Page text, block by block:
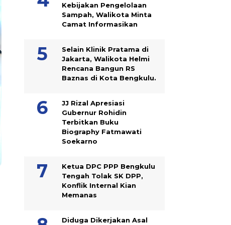
Kebijakan Pengelolaan
Sampah, Walikota Minta
Camat Informasikan
Selain Klinik Pratama di
Jakarta, Walikota Helmi
Rencana Bangun RS
Baznas di Kota Bengkulu.
JJ Rizal Apresiasi
Gubernur Rohidin
Terbitkan Buku
Biography Fatmawati
Soekarno
Ketua DPC PPP Bengkulu
Tengah Tolak SK DPP,
Konflik Internal Kian
Memanas
Diduga Dikerjakan Asal